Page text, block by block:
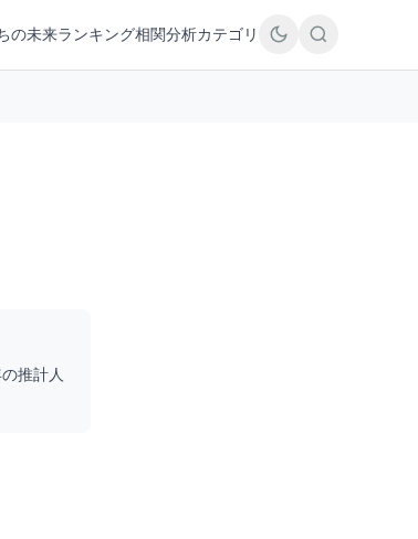
の未来ランキング相関分析カテゴリ
推計人